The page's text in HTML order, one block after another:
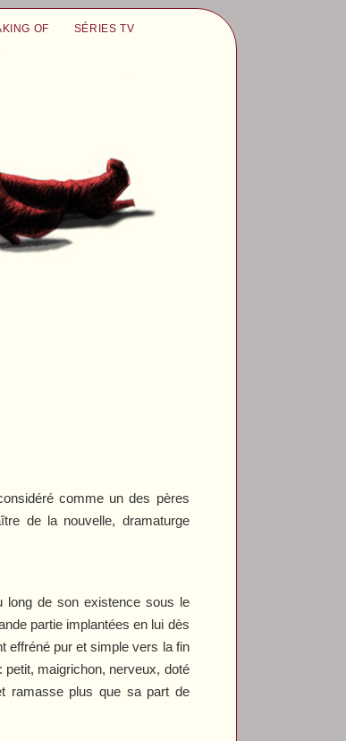
OF SÉRIES TV
comme un des pères
de la nouvelle, dramaturge
long de son existence sous le
partie implantées en lui dès
effréné pur et simple vers la fin
maigrichon, nerveux, doté
ramasse plus que sa part de